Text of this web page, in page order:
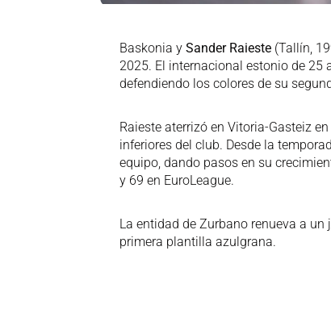
Baskonia y Sander Raieste (Tallín,
2025. El internacional estonio de 25
defendiendo los colores de su
Raieste aterrizó en Vitoria-Gasteiz
inferiores del club. Desde la
equipo, dando pasos en su
y 69 en EuroLeague.
La entidad de Zurbano renueva a
primera plantilla azulgrana.